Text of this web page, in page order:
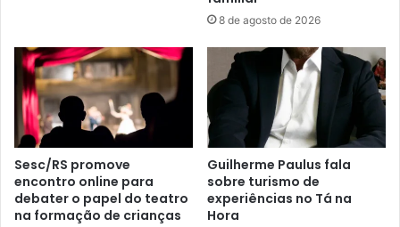
8 de agosto de 2026
Sesc/RS promove
encontro online para
debater o papel do teatro
na formação de crianças
Guilherme Paulus fala
sobre turismo de
experiências no Tá na
Hora